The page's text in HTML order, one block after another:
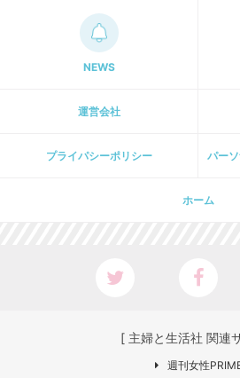
NEWS
運営会社
プライパシーポリシー パー
ホーム
[ 主婦と生活社 関連
週刊女性